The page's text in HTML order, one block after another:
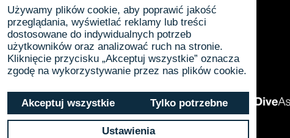
Używamy plików cookie, aby poprawić jakość
przeglądania, wyświetlać reklamy lub treści
dostosowane do indywidualnych potrzeb
użytkowników oraz analizować ruch na stronie.
Kliknięcie przycisku „Akceptuj wszystkie” oznacza
zgodę na wykorzystywanie przez nas plików cookie.
Akceptuj wszystkie Tylko potrzebne
Ustawienia